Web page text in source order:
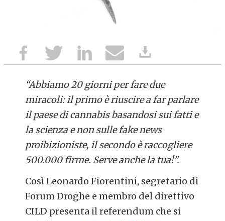
“Abbiamo 20 giorni per fare due
miracoli: il primo è riuscire a far parlare
il paese di cannabis basandosi sui fatti e
la scienza e non sulle fake news
proibizioniste, il secondo è raccogliere
500.000 firme. Serve anche la tua!”.
Così Leonardo Fiorentini, segretario di
Forum Droghe e membro del direttivo
CILD presenta il referendum che si